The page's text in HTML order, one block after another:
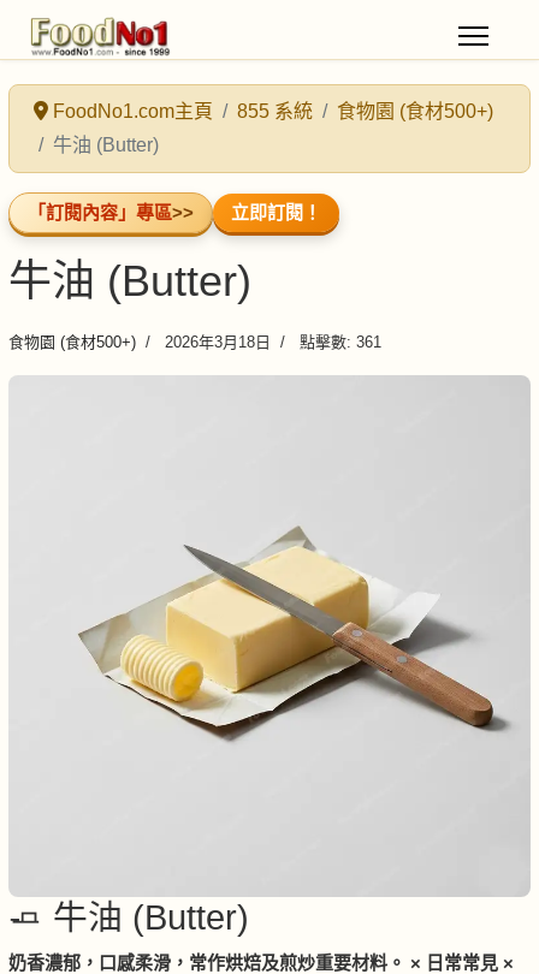
FoodNo1.com主頁 855 系統
食物園 (食材500+)
牛油 (Butter)
「訂閱內容」專區>> 立即訂閱！
牛油 (Butter)
食物園 (食材500+) 2026年3月18日 點擊數: 361
🧈 牛油 (Butter)
奶香濃郁，口感柔滑，常作烘焙及煎炒重要材料。 × 日常常見 ×